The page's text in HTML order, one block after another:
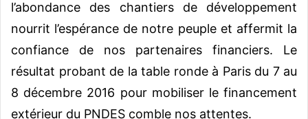
l’abondance des chantiers de développement
nourrit l’espérance de notre peuple et affermit la
confiance de nos partenaires financiers. Le
résultat probant de la table ronde à Paris du 7 au
8 décembre 2016 pour mobiliser le financement
extérieur du PNDES comble nos attentes.